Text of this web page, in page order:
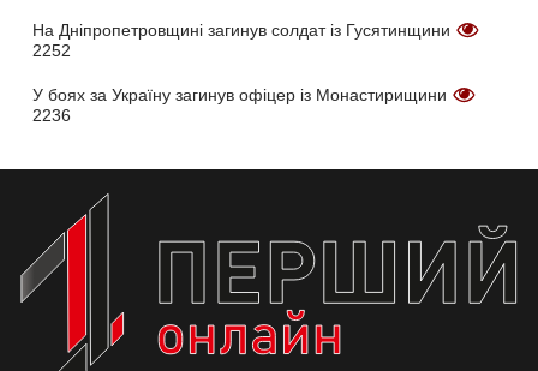
На Дніпропетровщині загинув солдат із Гусятинщини
2252
У боях за Україну загинув офіцер із Монастирищини
2236